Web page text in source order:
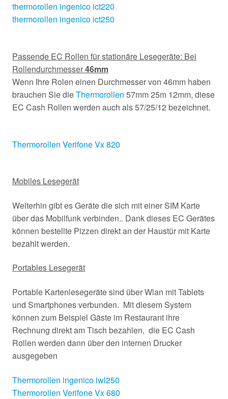
thermorollen ingenico ict220
thermorollen ingenico ict250
Passende EC Rollen für stationäre Lesegeräte: Bei
Rollendurchmesser46mm
Wenn Ihre Rolen einen Durchmesser von 46mm haben
brauchen Sie dieThermorollen 57mm 25m 12mm, diese
EC Cash Rollen werden auch als 57/25/12 bezeichnet.
Thermorollen Verifone Vx 820
Mobiles Lesegerät
Weiterhin gibt es Geräte die sich mit einer SIM Karte
über das Mobilfunk verbinden.. Dank dieses EC Gerätes
können bestellte Pizzen direkt an der Haustür mit Karte
bezahlt werden.
Portables Lesegerät
Portable Kartenlesegeräte sind über Wlan mit Tablets
und Smartphones verbunden. Mit diesem System
können zum Beispiel Gäste im Restaurant ihre
Rechnung direkt am Tisch bezahlen, die EC Cash
Rollen werden dann über den internen Drucker
ausgegeben
Thermorollen ingenico iwl250
Thermorollen Verifone Vx 680